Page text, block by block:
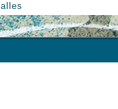
alles